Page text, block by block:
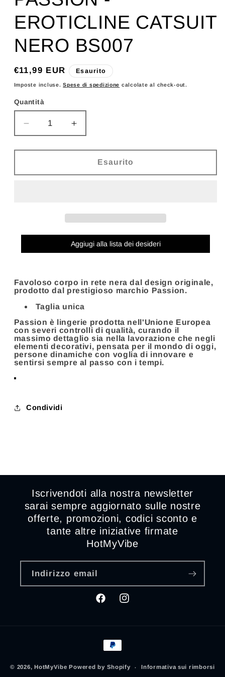
EROTICLINE CATSUIT
NERO BS007
Prezzo
di
€11,99 EUR Esaurito
Imposte incluse.Spese di spedizione calcolate al check-out.
Quantità
Diminuisci
quantità
per
-
Aumenta
quantità
per
PASSION
-
BS007
Esaurito
Aggiugi alla lista dei desideri
Favoloso corpo in rete nera dal design originale,
prodotto dal prestigioso marchio Passion.
Taglia unica
Passion è lingerie prodotta nell'Unione Europea
con severi controlli di qualità, curando il
massimo dettaglio sia nella lavorazione che negli
elementi decorativi, pensata per il mondo di oggi,
persone dinamiche con voglia di innovare e
sentirsi sempre al passo con i tempi.
Condividi
Iscrivendoti alla nostra newsletter
sarai sempre aggiornato sulle nostre
offerte, promozioni, codici sconto e
tante altre iniziative firmate
HotMyVibe
Indirizzo email
FacebookInstagram
Metodi
pagamento
© 2026, HotMyVibe Powered by Shopify Informativa sui rimborsi